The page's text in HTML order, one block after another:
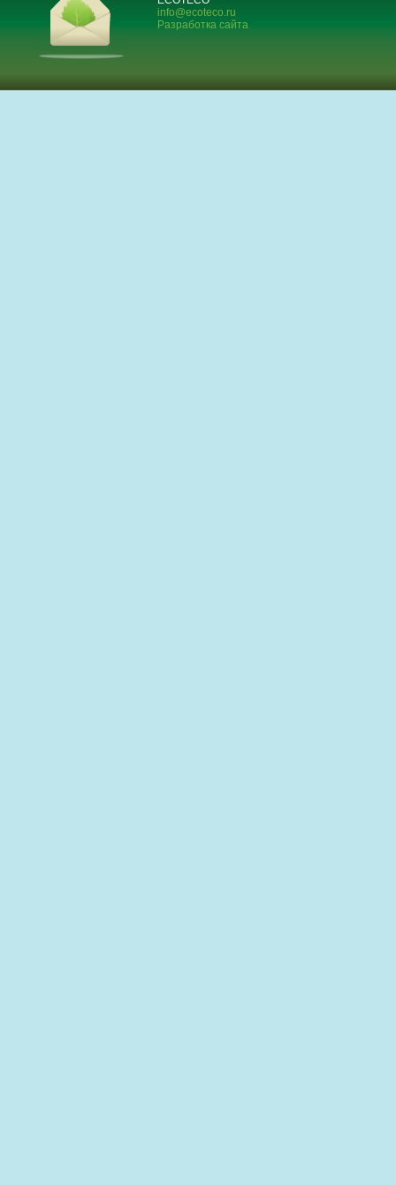
info@ecoteco.ru
Разработка сайта